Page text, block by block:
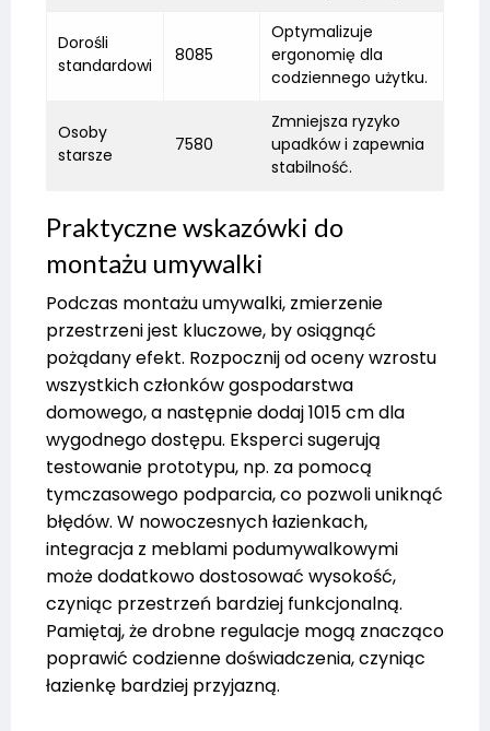
Dorośli
standardowi
8085
Optymalizuje
ergonomię dla
codziennego użytku.
Osoby
starsze
7580
Zmniejsza ryzyko
upadków i zapewnia
stabilność.
Praktyczne wskazówki do
montażu umywalki
Podczas montażu umywalki, zmierzenie
przestrzeni jest kluczowe, by osiągnąć
pożądany efekt. Rozpocznij od oceny wzrostu
wszystkich członków gospodarstwa
domowego, a następnie dodaj 1015 cm dla
wygodnego dostępu. Eksperci sugerują
testowanie prototypu, np. za pomocą
tymczasowego podparcia, co pozwoli uniknąć
błędów. W nowoczesnych łazienkach,
integracja z meblami podumywalkowymi
może dodatkowo dostosować wysokość,
czyniąc przestrzeń bardziej funkcjonalną.
Pamiętaj, że drobne regulacje mogą znacząco
poprawić codzienne doświadczenia, czyniąc
łazienkę bardziej przyjazną.